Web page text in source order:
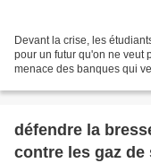
Devant la crise, les
pour un futur qu'on ne veut
menace des banques qui
défendre la
contre les gaz de